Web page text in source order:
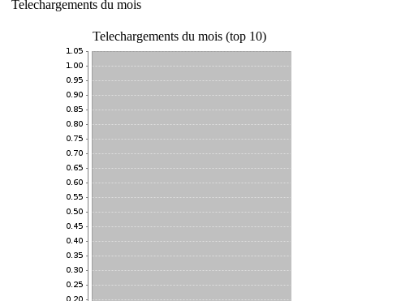
Telechargements du mois
Telechargements du mois (top 10)